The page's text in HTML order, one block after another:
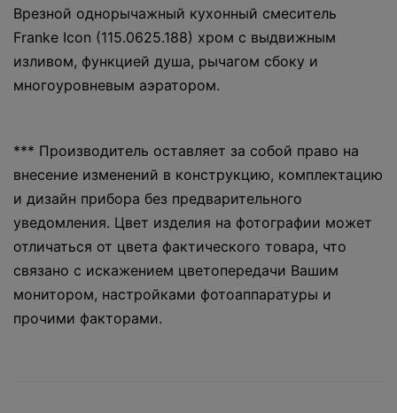
Врезной однорычажный кухонный смеситель
Franke Icon (115.0625.188) хром с выдвижным
изливом, функцией душа, рычагом сбоку и
многоуровневым аэратором.
*** Производитель оставляет за собой право на
внесение изменений в конструкцию, комплектацию
и дизайн прибора без предварительного
уведомления. Цвет изделия на фотографии может
отличаться от цвета фактического товара, что
связано с искажением цветопередачи Вашим
монитором, настройками фотоаппаратуры и
прочими факторами.